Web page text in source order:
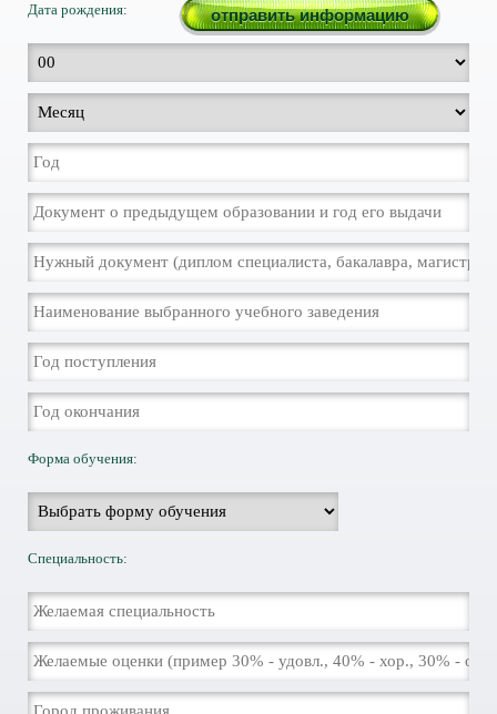
Дата рождения:
Форма обучения:
Специальность: